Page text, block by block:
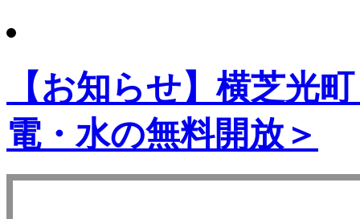
【お知らせ】横芝光
電・水の無料開放＞